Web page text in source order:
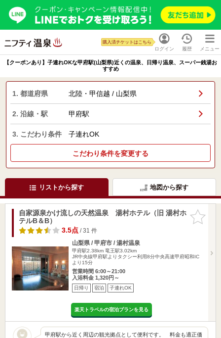
ログイン
購入済チケットはこちら
履歴 メニュー
【クーポンあり】子連れOKな甲府駅(山梨県)近くの温泉、日帰り温泉、スーパー銭湯お
すすめ
1. 都道府県 北陸・甲信越 / 山梨県
2. 沿線・駅 甲府駅
3. こだわり条件 子連れOK
こだわり条件を変更する
リストから探す 地図から探す
お気に入
りに追加
自家源泉かけ流しの天然温泉 湯村ホテル（旧 湯村ホ
テルB＆B）
3.5点/ 31 件
山梨県 / 甲府市 / 湯村温泉
甲府駅2.38km 竜王駅3.02km
JR中央線甲府駅よりタクシー利用8分中央高速甲府昭和IC
より15分
営業時間 6:00～21:00
入浴料金 1,320円～
日帰り 宿泊 子連れOK
楽天トラベルの宿泊プランを見る
甲府駅から近く周辺の観光拠点として便利です。 料金も適正価